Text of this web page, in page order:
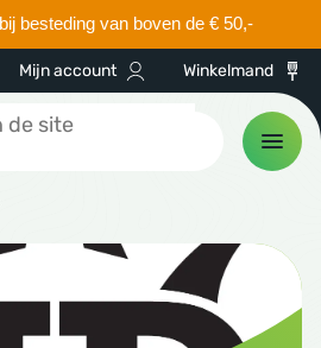
besteding van boven de € 50,-
Mijn account Winkelmand